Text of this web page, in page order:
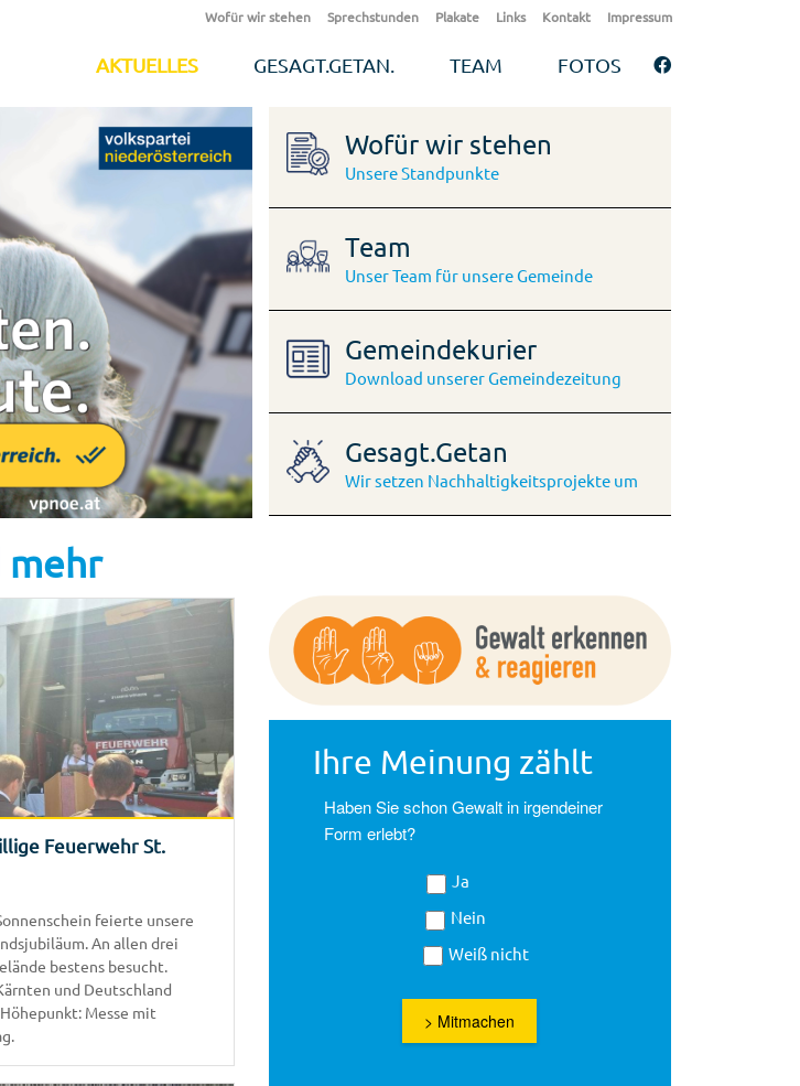
Wofür wir stehen Sprechstunden Plakate Links Kontakt Impressum
AKTUELLES GESAGT.GETAN. TEAM FOTOS
Wofür wir stehen
Unsere Standpunkte
Team
Unser Team für unsere Gemeinde
Gemeindekurier
Download unserer Gemeindezeitung
Gesagt.Getan
Wir setzen Nachhaltigkeitsprojekte um
mehr
Feuerwehr St.
feierte unsere
An allen drei
bestens besucht.
und Deutschland
Messe mit
Ihre Meinung zählt
Haben Sie schon Gewalt in irgendeiner
Form erlebt?
Ja
Nein
Weiß nicht
> Mitmachen